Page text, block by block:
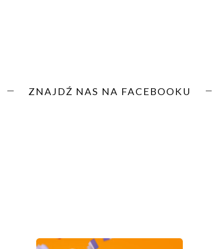
ZNAJDŹ NAS NA FACEBOOKU